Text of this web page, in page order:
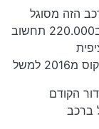
הזה מסוגל
לעומסים ובגדול ובמיוחד שהחליפו את הגיר ב220.000 תחשוב
למשל
הקודם